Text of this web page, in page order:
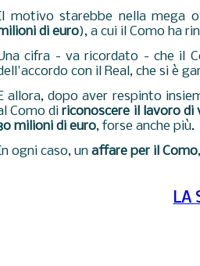
motivo starebbe nella mega
di euro), a cui il Como ha
cifra - va ricordato - che il
con il Real, che si è
allora, dopo aver respinto
Como diriconoscere il lavoro di
milioni di euro, forse anche più.
ogni caso, un affare per il Como
LA